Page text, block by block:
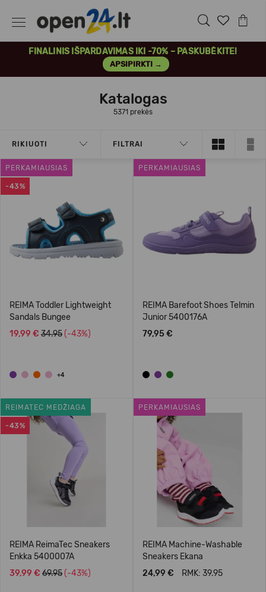
FINALINIS IŠPARDAVIMAS IKI -70% – PASKUBĖKITE!
APSIPIRKTI →
Katalogas
5371 prekės
RIKIUOTI FILTRAI
-43%
PERKAMIAUSIAS
REIMA Toddler Lightweight
Sandals Bungee
19,99 € 34.95 (-43%)
+4
PERKAMIAUSIAS
REIMA Barefoot Shoes Telmin
Junior 5400176A
79,95 €
-43%
REIMATEC MEDŽIAGA
REIMA ReimaTec Sneakers
Enkka 5400007A
39,99 € 69.95 (-43%)
PERKAMIAUSIAS
REIMA Machine-Washable
Sneakers Ekana
24,99 €
RMK: 39.95